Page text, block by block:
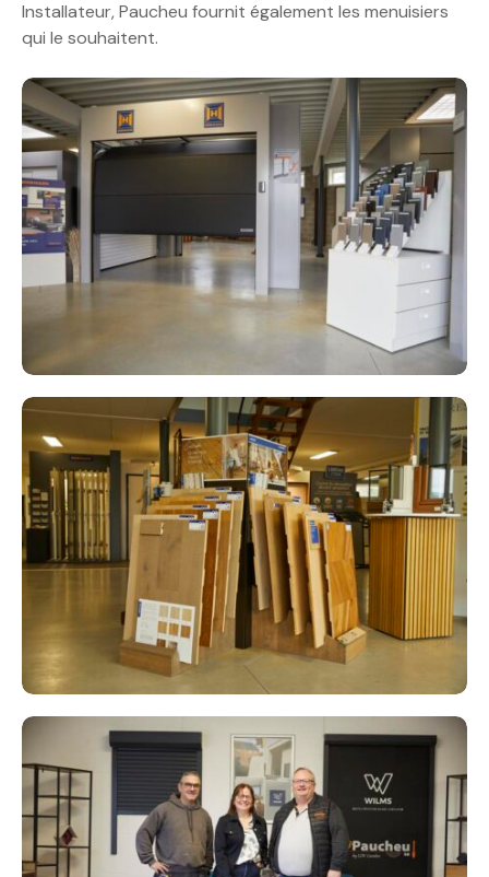
Installateur, Paucheu fournit également les menuisiers
qui le souhaitent.